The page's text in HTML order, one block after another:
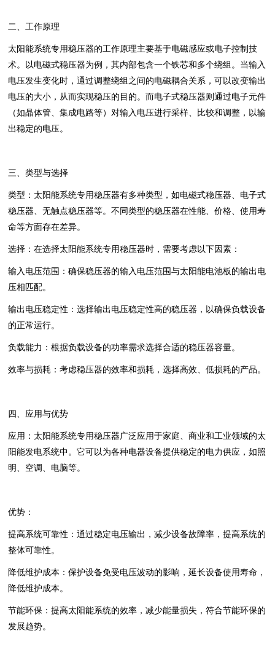
二、工作原理
太阳能系统专用稳压器的工作原理主要基于电磁感应或电子控制技
术。以电磁式稳压器为例，其内部包含一个铁芯和多个绕组。当输入
电压发生变化时，通过调整绕组之间的电磁耦合关系，可以改变输出
电压的大小，从而实现稳压的目的。而电子式稳压器则通过电子元件
（如晶体管、集成电路等）对输入电压进行采样、比较和调整，以输
出稳定的电压。
三、类型与选择
类型‌：太阳能系统专用稳压器有多种类型，如电磁式稳压器、电子式
稳压器、无触点稳压器等。不同类型的稳压器在性能、价格、使用寿
命等方面存在差异。
选择‌：在选择太阳能系统专用稳压器时，需要考虑以下因素：
输入电压范围‌：确保稳压器的输入电压范围与太阳能电池板的输出电
压相匹配。
输出电压稳定性‌：选择输出电压稳定性高的稳压器，以确保负载设备
的正常运行。
负载能力‌：根据负载设备的功率需求选择合适的稳压器容量。
效率与损耗‌：考虑稳压器的效率和损耗，选择高效、低损耗的产品。
四、应用与优势
应用‌：太阳能系统专用稳压器广泛应用于家庭、商业和工业领域的太
阳能发电系统中。它可以为各种电器设备提供稳定的电力供应，如照
明、空调、电脑等。
优势‌：
提高系统可靠性‌：通过稳定电压输出，减少设备故障率，提高系统的
整体可靠性。
降低维护成本‌：保护设备免受电压波动的影响，延长设备使用寿命，
降低维护成本。
节能环保‌：提高太阳能系统的效率，减少能量损失，符合节能环保的
发展趋势。